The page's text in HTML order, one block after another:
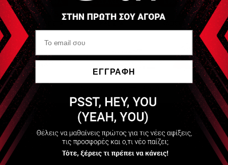
Είδες Πρόσφατα
SEIRIN
Seirin J Type
Acupuncture Needles
ΕΓΓΡΑΦΗ